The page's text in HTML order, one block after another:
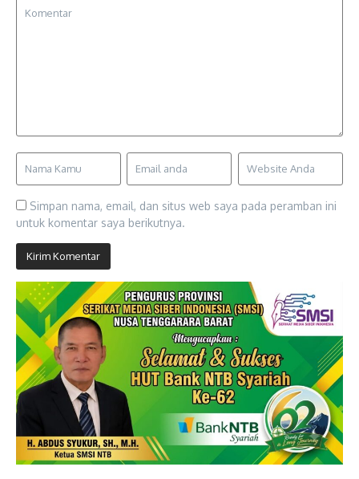
Simpan nama, email, dan situs web saya pada peramban ini
untuk komentar saya berikutnya.